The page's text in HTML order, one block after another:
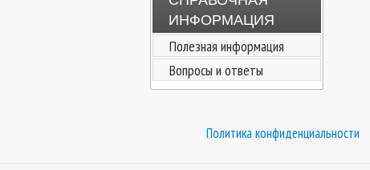
ИНФОРМАЦИЯ
Полезная информация
Вопросы и ответы
Политика конфиденциальности